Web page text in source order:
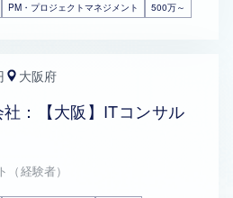
PM・プロジェクトマネジメント 500万～
大阪府
：【大阪】ITコンサル
（経験者）